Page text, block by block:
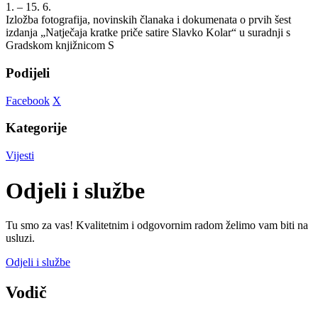
1. – 15. 6.
Izložba fotografija, novinskih članaka i dokumenata o prvih šest
izdanja „Natječaja kratke priče satire Slavko Kolar“ u suradnji s
Gradskom knjižnicom S
Podijeli
Facebook X
Kategorije
Vijesti
Odjeli i službe
Tu smo za vas! Kvalitetnim i odgovornim radom želimo vam biti na
usluzi.
Odjeli i službe
Vodič